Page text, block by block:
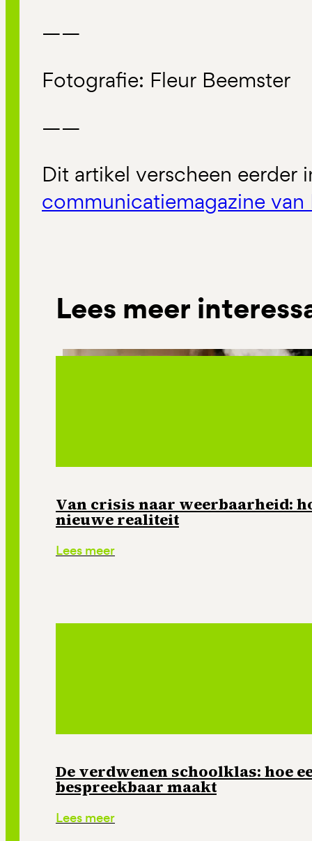
——
Fotografie: Fleur Beemster
——
Dit artikel verscheen eerder
communicatiemagazine van
Lees meer
Van crisis naar weerbaarheid:
nieuwe realiteit
Lees meer
De verdwenen schoolklas: hoe
bespreekbaar maakt
Lees meer